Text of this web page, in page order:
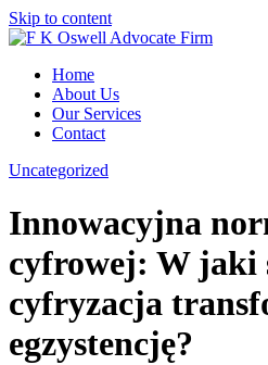
Skip to content
Home
About Us
Our Services
Contact
Uncategorized
Innowacyjna
cyfrowej: W jaki
cyfryzacja
egzystencję?